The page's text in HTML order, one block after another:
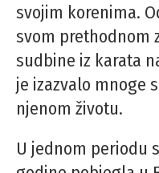
svojim korenima.
svom prethodnom
sudbine iz karata
je izazvalo mnoge
njenom životu.
U jednom periodu